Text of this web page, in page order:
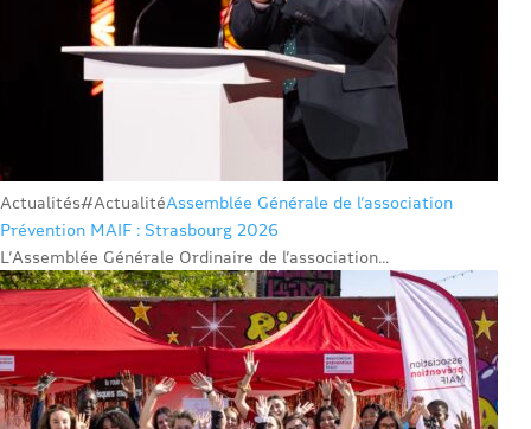
Actualités#ActualitéAssemblée Générale de l’association
Prévention MAIF : Strasbourg 2026
L’Assemblée Générale Ordinaire de l’association...